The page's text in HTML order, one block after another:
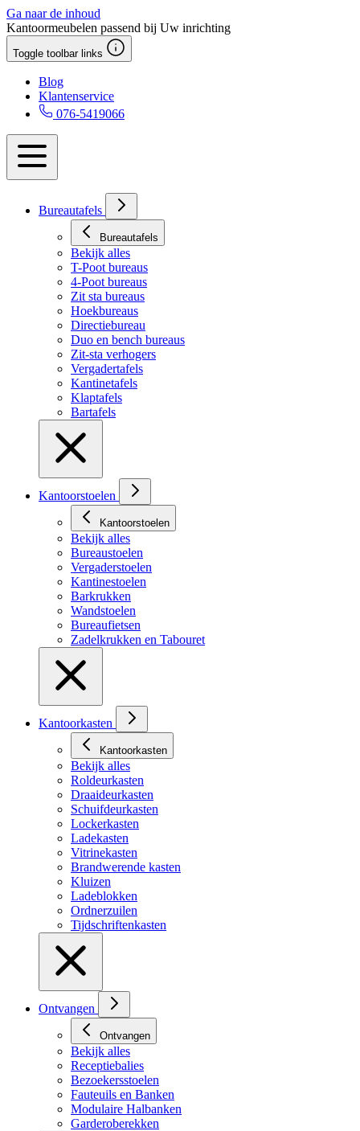
Ga naar de inhoud
Kantoormeubelen passend bij Uw inrichting
Toggle toolbar links
Blog
Klantenservice
076-5419066
Bureautafels
Bureautafels
Bekijk alles
T-Poot bureaus
4-Poot bureaus
Zit sta bureaus
Hoekbureaus
Directiebureau
Duo en bench bureaus
Zit-sta verhogers
Vergadertafels
Kantinetafels
Klaptafels
Bartafels
Kantoorstoelen
Kantoorstoelen
Bekijk alles
Bureaustoelen
Vergaderstoelen
Kantinestoelen
Barkrukken
Wandstoelen
Bureaufietsen
Zadelkrukken en Tabouret
Kantoorkasten
Kantoorkasten
Bekijk alles
Roldeurkasten
Draaideurkasten
Schuifdeurkasten
Lockerkasten
Ladekasten
Vitrinekasten
Brandwerende kasten
Kluizen
Ladeblokken
Ordnerzuilen
Tijdschriftenkasten
Ontvangen
Ontvangen
Bekijk alles
Receptiebalies
Bezoekersstoelen
Fauteuils en Banken
Modulaire Halbanken
Garderoberekken